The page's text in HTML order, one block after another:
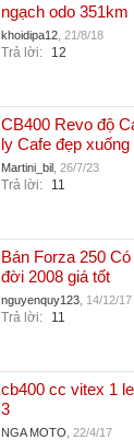
ngạch odo 351km
khoidipa12 21/8/18
Trả lời: 12
CB400 Revo độ
ly Cafe đẹp xuống
Martini_bil 26/7/23
Trả lời: 11
Bán Forza 250
đời 2008 giá tốt
nguyenquy123 14/12/17
Trả lời: 11
cb400 cc vitex 1
3
NGA MOTO 22/4/17